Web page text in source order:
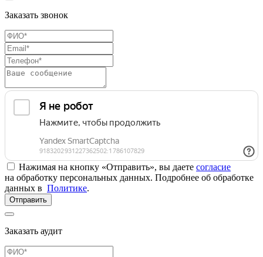
Заказать звонок
Нажимая на кнопку «Отправить», вы даете согласие
на обработку персональных данных. Подробнее об обработке
данных в Политике.
Отправить
Заказать аудит